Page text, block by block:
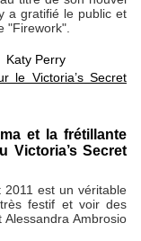
a gratifié le public et
"Firework".
Katy Perry
le Victoria’s Secret
et la frétillante
Victoria’s Secret
2011 est un véritable
très festif et voir des
Ambrosio